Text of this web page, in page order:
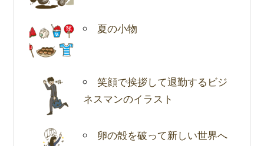
夏の小物
笑顔で挨拶して退勤するビジ
ネスマンのイラスト
卵の殻を破って新しい世界へ